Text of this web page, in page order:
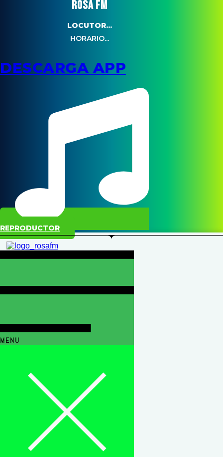
ROSA FM
LOCUTOR...
HORARIO...
DESCARGA APP
REPRODUCTOR
MENU